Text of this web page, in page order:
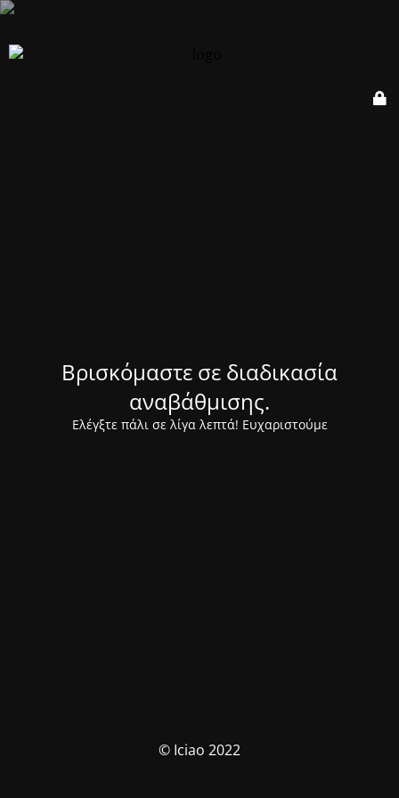
Βρισκόμαστε σε διαδικασία
αναβάθμισης.
Ελέγξτε πάλι σε λίγα λεπτά! Ευχαριστούμε
© Iciao 2022